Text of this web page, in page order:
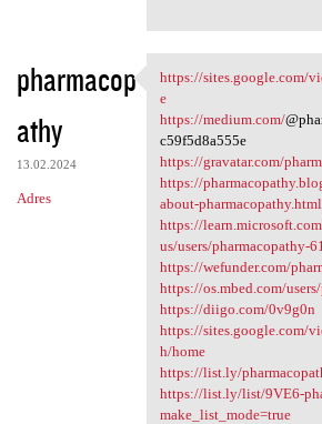
pharmacop
athy
13.02.2024
Adres
https://
https://sites.google.com/
e
https://medium.com/
c59f5d8a555e
https://gravatar.com/
https://
about-pharmacopathy.html
https://
us/users/pharmacopathy-
https://wefunder.com/
https://os.mbed.com/
https://diigo.com/0v9g0n
https://sites.google.com/
h/home
https://list.ly/
https://list.ly/list/9VE6-
make_list_mode=true